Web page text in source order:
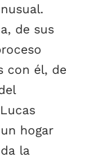
de sus
con él, de
hogar
la